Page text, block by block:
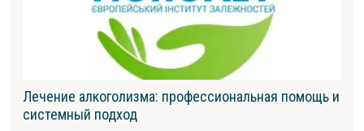
Лечение алкоголизма: профессиональная помощь и
системный подход